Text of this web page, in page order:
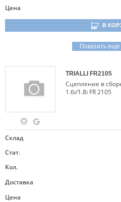
Цена
В
Показать
TRIALLI FR2105
Сцепление в
1.6i/1.8i FR 2105
Склад
Стат.
Кол.
Доставка
Цена